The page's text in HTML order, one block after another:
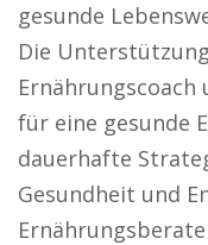
gesunde
Die
für eine gesunde
dauerhafte
Gesundheit und